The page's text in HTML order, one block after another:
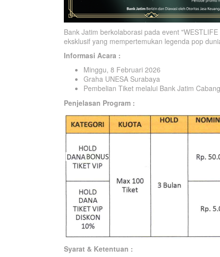
Bank Jatim berkolaborasi pada event
eksklusif yang mempertemukan legenda pop
Informasi Acara :
Minggu, 8 Februari 2026
Graha UNESA Surabaya
Pembelian Tiket melalui Bank Jatim
Penjelasan Program :
Syarat & Ketentuan :